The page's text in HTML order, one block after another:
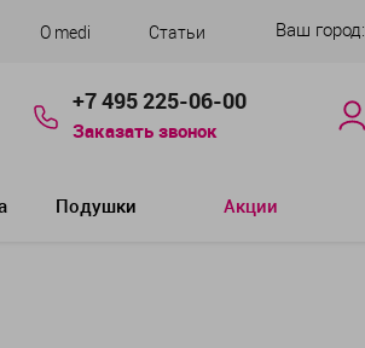
О medi Статьи Ваш город:
+7 495 225-06-00
Заказать звонок
Подушки Акции